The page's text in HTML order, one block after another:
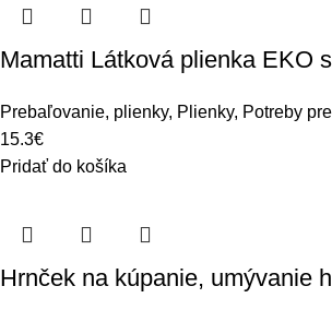
Mamatti Látková plienka EKO
Prebaľovanie, plienky, Plienky, Potreby
15.3€
Pridať do košíka
Hrnček na kúpanie, umývanie